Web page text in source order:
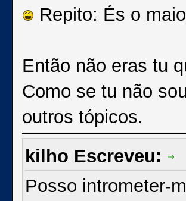
Repito: És o
Então não eras tu
Como se tu não
outros tópicos.
kilho Escreveu:
Posso intrometer-